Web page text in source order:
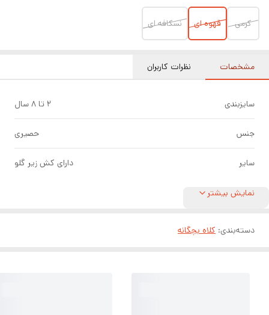
کرمی قهوه ای نسکافه ای
مشخصات نظرات کاربران
سایزبندی 2 تا ۸ سال
جنس حصیری
سایر دارای کش زیر گلو
نمایش بیشتر
دسته‌بندی: کلاه بچگانه